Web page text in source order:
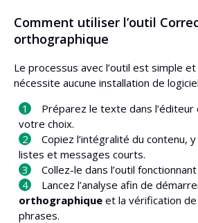
Comment utiliser l’outil
orthographique
Le processus avec l’outil est simple
nécessite aucune installation de
Préparez le texte dans l’éditeur
votre choix.
Copiez l’intégralité du contenu,
listes et messages courts.
Collez-le dans l’outil fonctionnant
Lancez l’analyse afin de
orthographique et la vérification
phrases.